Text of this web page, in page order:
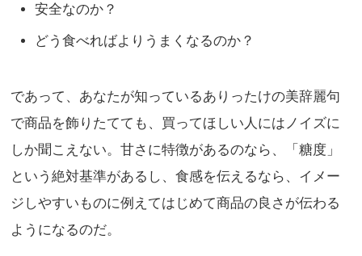
安全なのか？
どう食べればよりうまくなるのか？
であって、あなたが知っているありったけの美辞麗句
で商品を飾りたてても、買ってほしい人にはノイズに
しか聞こえない。甘さに特徴があるのなら、「糖度」
という絶対基準があるし、食感を伝えるなら、イメー
ジしやすいものに例えてはじめて商品の良さが伝わる
ようになるのだ。